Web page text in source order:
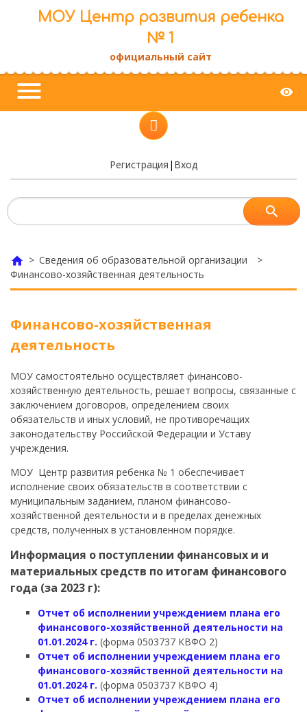
МОУ Центр развития ребенка
№ 1
официальный сайт
menu visibility
Регистрация | Вход
home > Сведения об образовательной организации >
Финансово-хозяйственная деятельность
Финансово-хозяйственная
деятельность
МОУ самостоятельно осуществляет финансово-
хозяйственную деятельность, решает вопросы, связанные с
заключением договоров, определением своих
обязательств и иных условий, не противоречащих
законодательству Российской Федерации и Уставу
учреждения.
МОУ Центр развития ребенка № 1 обеспечивает
исполнение своих обязательств в соответствии с
муниципальным заданием, планом финансово-
хозяйственной деятельности и в пределах денежных
средств, полученных в установленном порядке.
Информация о поступлении финансовых и и
материальных средств по итогам финансового
года (за 2023 г):
Отчет об исполнении учреждением плана его
финансового-хозяйственной деятельности на
01.01.2024 г. (форма 0503737 КВФО 2)
Отчет об исполнении учреждением плана его
финансового-хозяйственной деятельности на
01.01.2024 г. (форма 0503737 КВФО 4)
Отчет об исполнении учреждением плана его